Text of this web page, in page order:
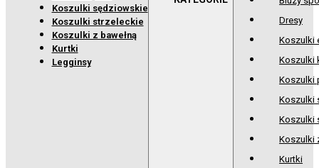
Koszulki sędziowskie
Koszulki strzeleckie
Koszulki z bawełną
Kurtki
Legginsy
Dresy
Koszulki
Koszulki
Koszulki
Koszulki
Koszulki
Koszulki
Kurtki